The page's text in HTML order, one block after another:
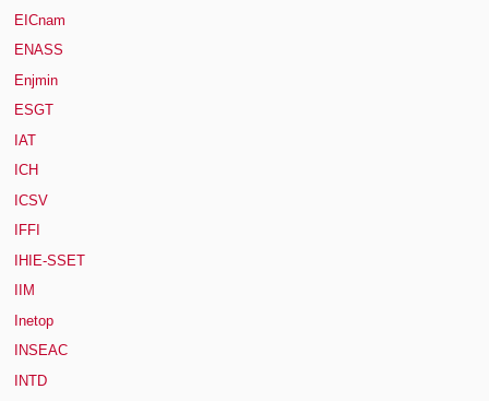
EICnam
ENASS
Enjmin
ESGT
IAT
ICH
ICSV
IFFI
IHIE-SSET
IIM
Inetop
INSEAC
INTD